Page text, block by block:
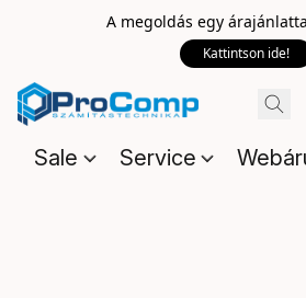
A megoldás egy
Kattintson ide!
Sale Service